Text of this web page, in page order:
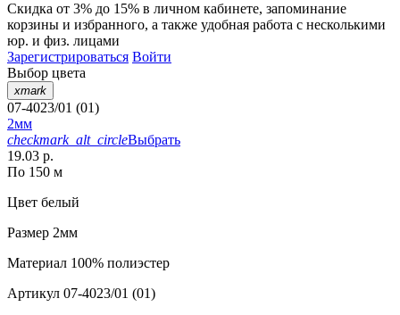
Скидка от 3% до 15% в личном кабинете, запоминание
корзины и избранного, а также удобная работа с несколькими
юр. и физ. лицами
Зарегистрироваться Войти
Выбор цвета
xmark
07-4023/01 (01)
2мм
checkmark_alt_circleВыбрать
19.03 р.
По 150 м
Цвет белый
Размер 2мм
Материал 100% полиэстер
Артикул 07-4023/01 (01)